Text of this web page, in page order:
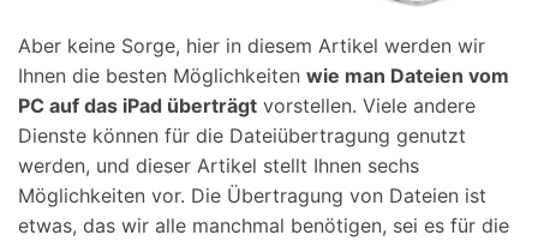
Aber keine Sorge, hier in diesem Artikel werden wir
Ihnen die besten Möglichkeiten wie man Dateien vom
PC auf das iPad überträgt vorstellen. Viele andere
Dienste können für die Dateiübertragung genutzt
werden, und dieser Artikel stellt Ihnen sechs
Möglichkeiten vor. Die Übertragung von Dateien ist
etwas, das wir alle manchmal benötigen, sei es für die